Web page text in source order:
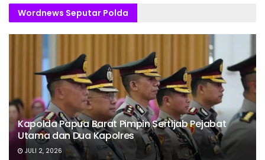
Wordnews Seputar Polda
Kapolda Papua Barat Pimpin Sertijab Pejabat
Utama dan Dua Kapolres
JULI 2, 2026